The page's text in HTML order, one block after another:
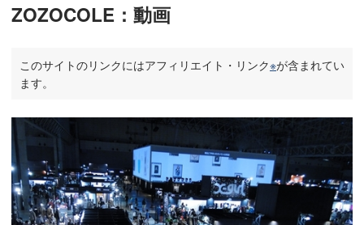
ZOZOCOLE：動画
このサイトのリンクにはアフィリエイト・リンク※が含まれてい
ます。